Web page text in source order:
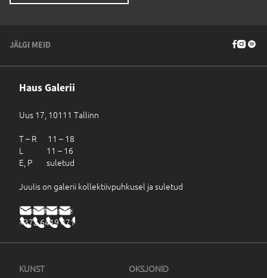
JÄLGI MEID
Haus Galerii
Uus 17, 10111 Tallinn
T – R 11 – 18
L 11 – 16
E, P suletud
Juulis on galerii kollektiivpuhkusel ja suletud
haus@haus.ee
+372 6419 471
KUNST OKSJONID